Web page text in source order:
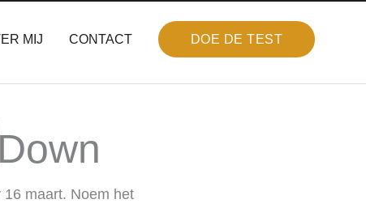
MIJ CONTACT DOE DE TEST
maart. Noem het